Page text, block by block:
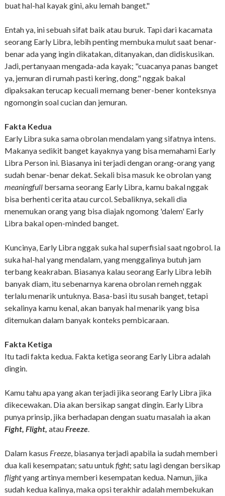
buat hal-hal kayak gini, aku lemah banget."
Entah ya, ini sebuah sifat baik atau buruk. Tapi dari kacamata
seorang Early Libra, lebih penting membuka mulut saat benar-
benar ada yang ingin dikatakan, ditanyakan, dan didiskusikan.
Jadi, pertanyaan mengada-ada kayak; "cuacanya panas banget
ya, jemuran di rumah pasti kering, dong." nggak bakal
dipaksakan terucap kecuali memang bener-bener konteksnya
ngomongin soal cucian dan jemuran.
Fakta Kedua
Early Libra suka sama obrolan mendalam yang sifatnya intens.
Makanya sedikit banget kayaknya yang bisa memahami Early
Libra Person ini. Biasanya ini terjadi dengan orang-orang yang
sudah benar-benar dekat. Sekali bisa masuk ke obrolan yang
meaningfullbersama seorang Early Libra, kamu bakal nggak
bisa berhenti cerita atau curcol. Sebaliknya, sekali dia
menemukan orang yang bisa diajak ngomong 'dalem' Early
Libra bakal open-minded banget.
Kuncinya, Early Libra nggak suka hal superfisial saat ngobrol. Ia
suka hal-hal yang mendalam, yang menggalinya butuh jam
terbang keakraban. Biasanya kalau seorang Early Libra lebih
banyak diam, itu sebenarnya karena obrolan remeh nggak
terlalu menarik untuknya. Basa-basi itu susah banget, tetapi
sekalinya kamu kenal, akan banyak hal menarik yang bisa
ditemukan dalam banyak konteks pembicaraan.
Fakta Ketiga
Itu tadi fakta kedua. Fakta ketiga seorang Early Libra adalah
dingin.
Kamu tahu apa yang akan terjadi jika seorang Early Libra jika
dikecewakan. Dia akan bersikap sangat dingin. Early Libra
punya prinsip, jika berhadapan dengan suatu masalah ia akan
Fight, Flight, atauFreeze.
Dalam kasus Freeze, biasanya terjadi apabila ia sudah memberi
dua kali kesempatan; satu untuk fight; satu lagi dengan bersikap
flightyang artinya memberi kesempatan kedua. Namun, jika
sudah kedua kalinya, maka opsi terakhir adalah membekukan